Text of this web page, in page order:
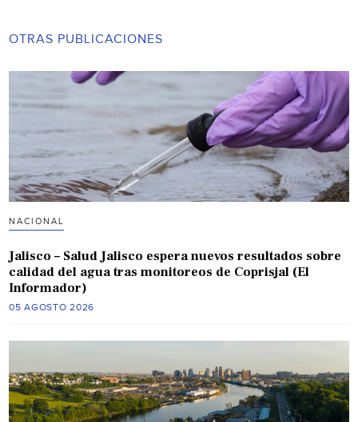
OTRAS PUBLICACIONES
NACIONAL
Jalisco – Salud Jalisco espera nuevos resultados sobre
calidad del agua tras monitoreos de Coprisjal (El
Informador)
05 AGOSTO 2026